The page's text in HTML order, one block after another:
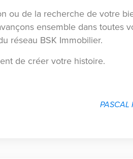
ou de la recherche de votre
ensemble dans toutes
réseau BSK Immobilier.
de créer votre histoire.